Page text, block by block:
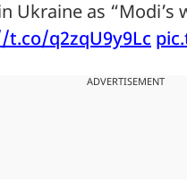
Ukraine as “Modi’s
q2zqU9y9Lc
ADVERTISEMENT